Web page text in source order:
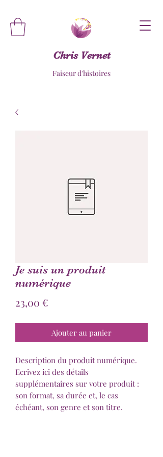
Chris Vernet
Faiseur d'histoires
Je suis un produit
numérique
23,00 €
Ajouter au panier
Description du produit numérique.
Ecrivez ici des détails
supplémentaires sur votre produit :
son format, sa durée et, le cas
échéant, son genre et son titre.